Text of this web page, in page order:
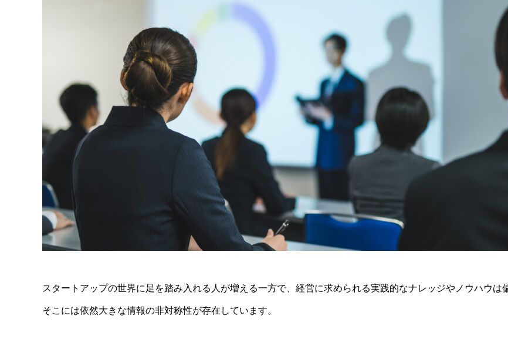
スタートアップの世界に足を踏み入れる人が増える一方で、経営に求められる実践的なナレッジやノウハウは
そこには依然大きな情報の非対称性が存在しています。